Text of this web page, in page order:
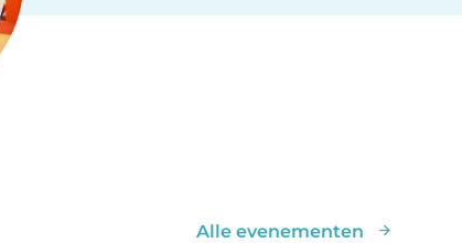
Alle evenementen